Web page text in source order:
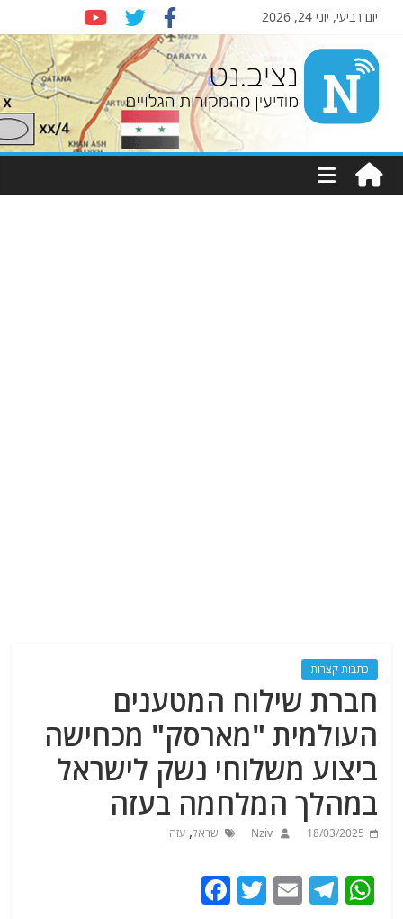
יום רביעי, יוני 24, 2026
Nziv.net
מודיעין
מהמקורות
כתבות קצרות
חברת שילוח המטענים
העולמית "מארסק" מכחישה
ביצוע משלוחי נשק לישראל
במהלך המלחמה בעזה
18/03/2025
Nziv ישראל,עזה
W
T
E
T